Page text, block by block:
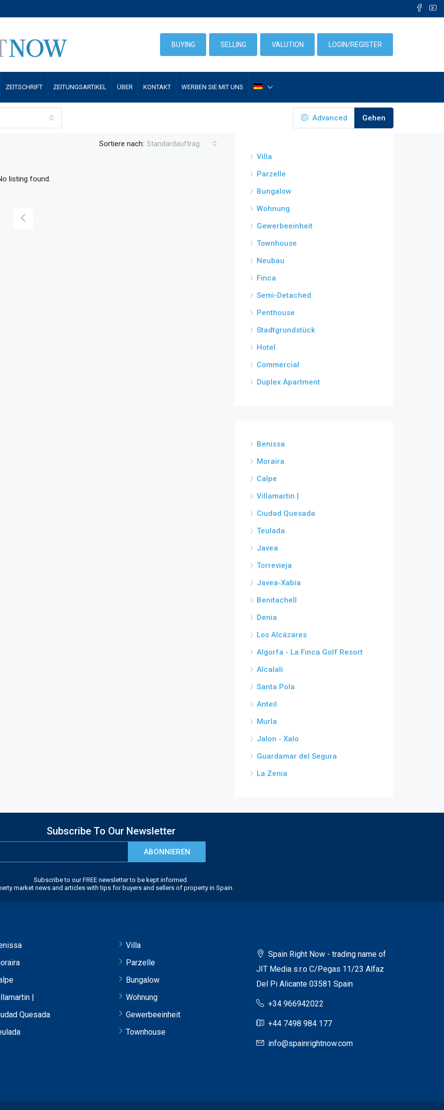
BUYING SELLING VALUTION
ZEITSCHRIFT ZEITUNGSARTIKEL ÜBER KONTAKT WERBEN SIE MIT UNS
LOGIN/REGISTER
Advanced Gehen
Sortiere nach: Standardauftrag
listing found.
Villa
Parzelle
Bungalow
Wohnung
Gewerbeeinheit
Townhouse
Neubau
Finca
Semi-Detached
Penthouse
Stadtgrundstück
Hotel
Commercial
Duplex Apartment
Benissa
Moraira
Calpe
Villamartin |
Ciudad Quesada
Teulada
Javea
Torrevieja
Javea-Xabia
Benitachell
Denia
Los Alcázares
Algorfa - La Finca Golf Resort
Alcalali
Santa Pola
Anteil
Murla
Jalon - Xalo
Guardamar del Segura
La Zenia
Subscribe To Our Newsletter
ABONNIEREN
Subscribe to our FREE newsletter to be kept informed.
market news and articles with tips for buyers and sellers of property in Spain.
|
Quesada
Villa
Parzelle
Bungalow
Wohnung
Gewerbeeinheit
Townhouse
Spain Right Now - trading name of
JIT Media s.r.o C/Pegas 11/23 Alfaz
Del Pi Alicante 03581 Spain
+34 966942022
+44 7498 984 177
info@spainrightnow.com